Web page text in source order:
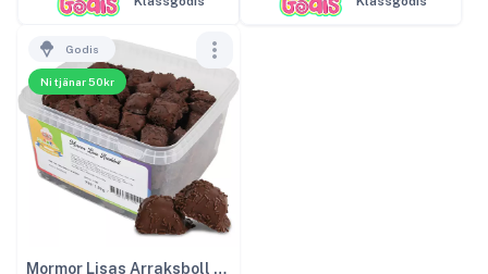
Ni tjänar 50kr
Godis
Mormor Lisas Arraksboll 1,8kg